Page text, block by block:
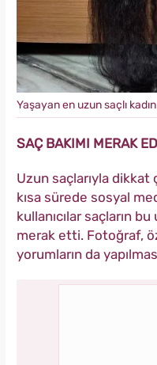
Yaşayan en uzun saçlı kadın
SAÇ BAKIMI MERAK
Uzun saçlarıyla dikkat
kısa sürede sosyal
kullanıcılar saçların bu
merak etti. Fotoğraf,
yorumların da